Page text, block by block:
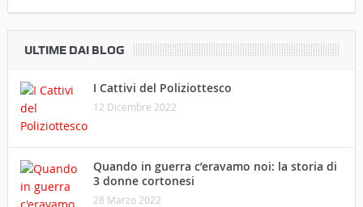
ULTIME DAI BLOG
I Cattivi del Poliziottesco
12 Dicembre 2022
Quando in guerra c’eravamo noi: la storia di
3 donne cortonesi
28 Marzo 2022